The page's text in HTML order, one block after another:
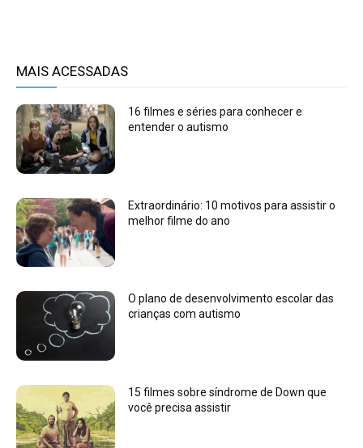
MAIS ACESSADAS
16 filmes e séries para conhecer e
entender o autismo
Extraordinário: 10 motivos para assistir o
melhor filme do ano
O plano de desenvolvimento escolar das
crianças com autismo
15 filmes sobre síndrome de Down que
você precisa assistir